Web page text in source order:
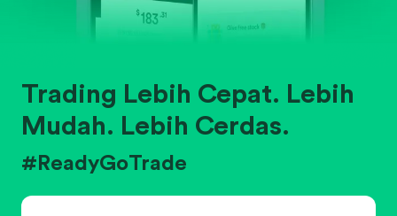
Trading Lebih Cepat. Lebih
Mudah. Lebih Cerdas.
#ReadyGoTrade